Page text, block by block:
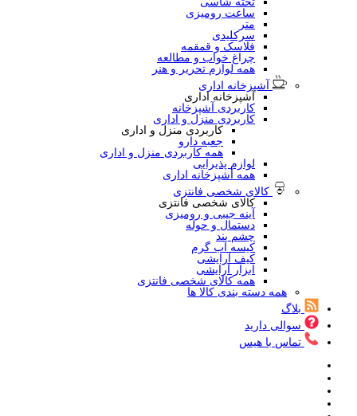
ساعت رومیزی
متر
سرکلیدی
فلاسک و قمقمه
چراغ خواب و مطالعه
همه لوازم تحریر و هنر
آشپزخانه اداری
آشپزخانه اداری
کاربردی آشپزخانه
کاربردی منزل و اداری
کاربردی منزل و اداری
جعبه دارو
همه کاربردی منزل و اداری
لوازم پذیرایی
همه آشپزخانه اداری
کالای شخصی فانتزی
کالای شخصی فانتزی
آینه جیبی و رومیزی
دستمال و حوله
چشم بند
کیسه آب گرم
کیف آرایشی
ابزار آرایشی
همه کالای شخصی فانتزی
همه دسته بندی کالا ها
بلاگ
سوالی دارید
تماس با هیس